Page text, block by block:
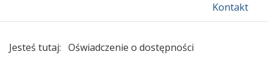
Kontakt
Jesteś tutaj: Oświadczenie o dostępności